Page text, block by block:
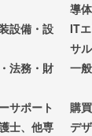
導
設備・設
IT
サル
法務・財
一
サポート
購
士、他専
デ